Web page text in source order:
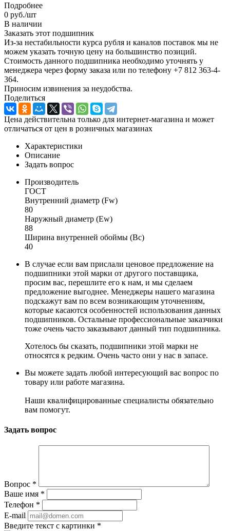
Подробнее
0 руб./шт
В наличии
Заказать этот подшипник
Из-за нестабильности курса рубля и каналов поставок мы не
можем указать точную цену на большинство позиций.
Стоимость данного подшипника необходимо уточнять у
менеджера через форму заказа или по телефону +7 812 363-4-
364.
Приносим извинения за неудобства.
Поделиться
Цена действительна только для интернет-магазина и может
отличаться от цен в розничных магазинах
Характеристики
Описание
Задать вопрос
Производитель
ГОСТ
Внутренний диаметр (Fw)
80
Наружный диаметр (Ew)
88
Ширина внутренней обоймы (Bc)
40
В случае если вам прислали ценовое предложение на
подшипники этой марки от другого поставщика,
просим вас, перешлите его к нам, и мы сделаем
предложение выгоднее. Менеджеры нашего магазина
подскажут вам по всем возникающим уточнениям,
которые касаются особенностей использования данных
подшипников. Остальные профессиональные заказчики
тоже очень часто заказывают данный тип подшипника.
Хотелось бы сказать, подшипники этой марки не
относятся к редким. Очень часто они у нас в запасе.
Вы можете задать любой интересующий вас вопрос по
товару или работе магазина.
Наши квалифицированные специалисты обязательно
вам помогут.
Задать вопрос
Вопрос *
Ваше имя *
Телефон *
E-mail
Введите текст с картинки *